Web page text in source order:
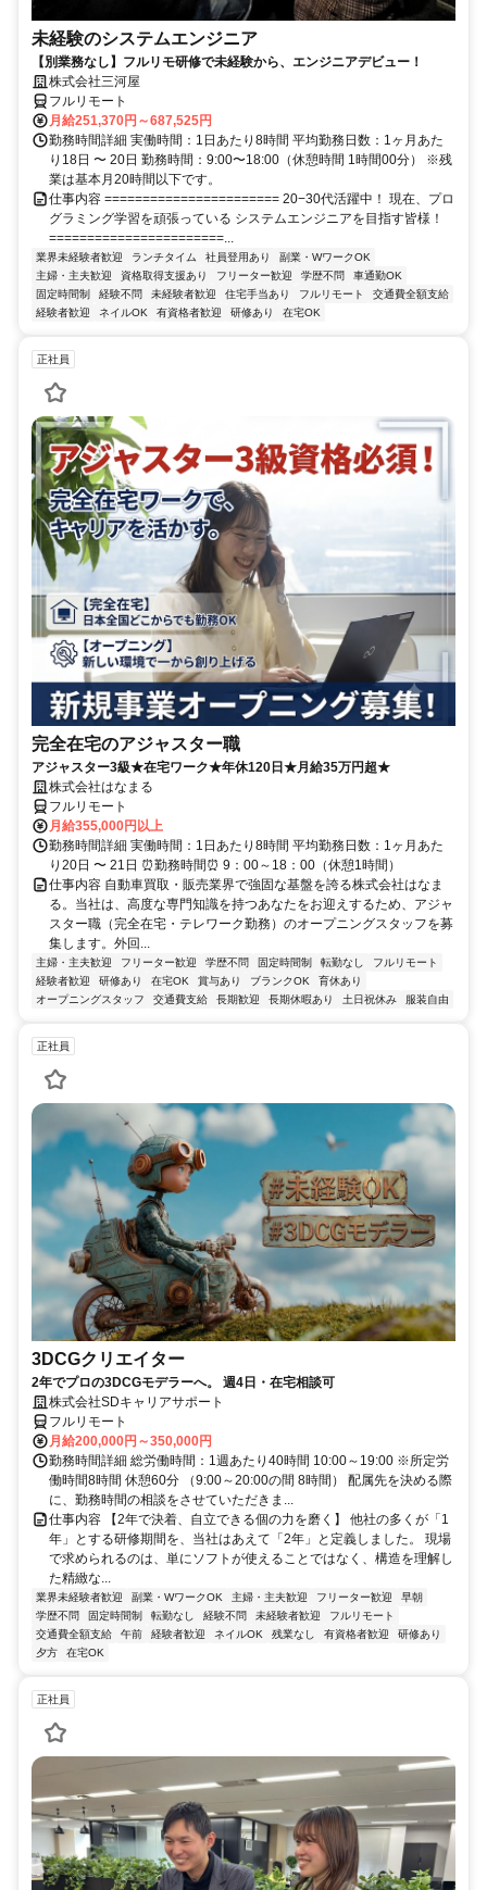
未経験のシステムエンジニア
【別業務なし】フルリモ研修で未経験から、エンジニアデビュー！
株式会社三河屋
フルリモート
月給251,370円～687,525円
勤務時間詳細 実働時間：1日あたり8時間 平均勤務日数：1ヶ月あた
り18日 〜 20日 勤務時間：9:00〜18:00（休憩時間 1時間00分） ※残
業は基本月20時間以下です。
仕事内容 ======================= 20−30代活躍中！ 現在、プロ
グラミング学習を頑張っている システムエンジニアを目指す皆様！
=======================...
業界未経験者歓迎 ランチタイム 社員登用あり
副業・WワークOK
主婦・主夫歓迎
資格取得支援あり フリーター歓迎 学歴不問
車通勤OK
固定時間制
経験不問 未経験者歓迎 住宅手当あり フルリモート
交通費全額支給
経験者歓迎
ネイルOK 有資格者歓迎 研修あり 在宅OK
正社員
完全在宅のアジャスター職
アジャスター3級★在宅ワーク★年休120日★月給35万円超★
株式会社はなまる
フルリモート
月給355,000円以上
勤務時間詳細 実働時間：1日あたり8時間 平均勤務日数：1ヶ月あた
り20日 〜 21日 ⏰勤務時間⏰ 9：00～18：00（休憩1時間）
仕事内容 自動車買取・販売業界で強固な基盤を誇る株式会社はなま
る。当社は、高度な専門知識を持つあなたをお迎えするため、アジャ
スター職（完全在宅・テレワーク勤務）のオープニングスタッフを募
集します。外回...
主婦・主夫歓迎 フリーター歓迎 学歴不問 固定時間制 転勤なし
フルリモート
経験者歓迎
研修あり 在宅OK 賞与あり ブランクOK
育休あり
オープニングスタッフ
交通費支給 長期歓迎 長期休暇あり 土日祝休み 服装自由
正社員
3DCGクリエイター
2年でプロの3DCGモデラーへ。 週4日・在宅相談可
株式会社SDキャリアサポート
フルリモート
月給200,000円～350,000円
勤務時間詳細 総労働時間：1週あたり40時間 10:00～19:00 ※所定労
働時間8時間 休憩60分 （9:00～20:00の間 8時間） 配属先を決める際
に、勤務時間の相談をさせていただきま...
仕事内容 【2年で決着、自立できる個の力を磨く】 他社の多くが「1
年」とする研修期間を、当社はあえて「2年」と定義しました。 現場
で求められるのは、単にソフトが使えることではなく、構造を理解し
た精緻な...
業界未経験者歓迎 副業・WワークOK 主婦・主夫歓迎 フリーター歓迎
早朝
学歴不問
固定時間制 転勤なし 経験不問 未経験者歓迎
フルリモート
交通費全額支給
午前 経験者歓迎 ネイルOK 残業なし 有資格者歓迎
研修あり
夕方
在宅OK
正社員